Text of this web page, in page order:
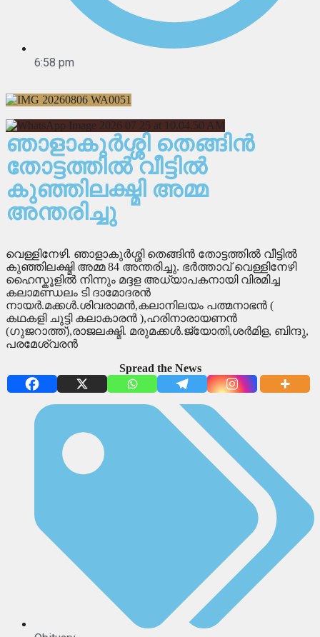
6:58 pm
ഞാളാകുർശ്ശി തെങ്ങിൻ
തോട്ടത്തിൽ വീട്ടിൽ
കുഞ്ഞിലക്ഷ്മി അമ്മ
അന്തരിച്ചു
വെള്ളിനേഴി. ഞാളാകുർശ്ശി തെങ്ങിൻ തോട്ടത്തിൽ വീട്ടിൽ
കുഞ്ഞിലക്ഷ്മി അമ്മ 84 അന്തരിച്ചു. ഭർത്താവ് വെള്ളിനേഴി
ഹൈസ്കൂളിൽ നിന്നും മദ്ദള അധ്യാപകനായി വിരമിച്ച
കലാമണ്ഡലം ടി ദാമോദരൻ
നായർ.മക്കൾ.ശിവരാമൻ,കലാനിലയം പത്മനാഭൻ (
കഥകളി ചുട്ടി കലാകാരൻ ),ഹരിനാരായണൻ
(ഗുജറാത്ത്),രാജലക്ഷ്മി. മരുമക്കൾ.ജ്യോതി,ശർമിള, ബിന്ദു,
പരമേശ്വരൻ
Spread the News